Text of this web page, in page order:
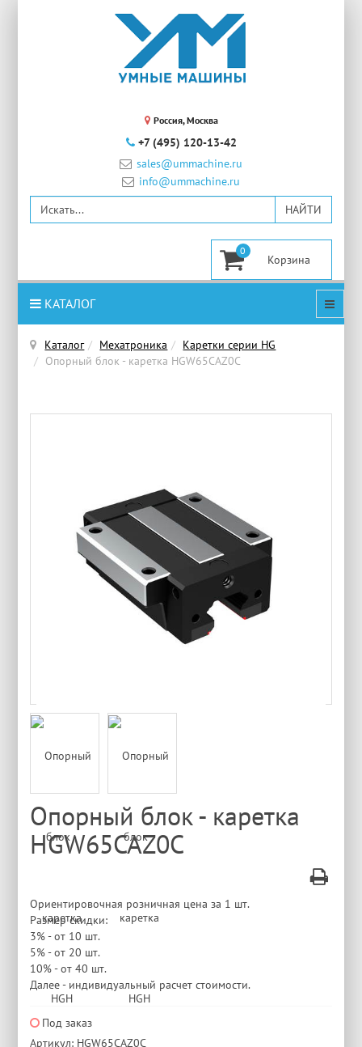
Россия, Москва
+7 (495) 120-13-42
sales@ummachine.ru
info@ummachine.ru
0
КАТАЛОГ
Каталог Мехатроника
Каретки серии HG
Опорный блок - каретка HGW65CAZ0C
Опорный блок - каретка
HGW65CAZ0C
Ориентировочная розничная цена за 1 шт.
Размер скидки:
3% - от 10 шт.
5% - от 20 шт.
10% - от 40 шт.
Далее - индивидуальный расчет стоимости.
Под заказ
Артикул: HGW65CAZ0C